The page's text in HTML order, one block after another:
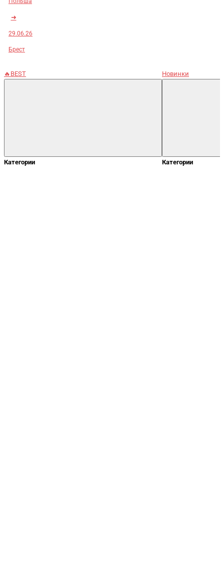
➜
29.06.26
Брест
🔥BEST
Категории
Новинки
Категории